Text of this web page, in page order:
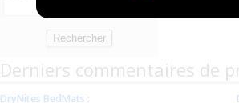
Derniers commentaires de
DryNites BedMats :